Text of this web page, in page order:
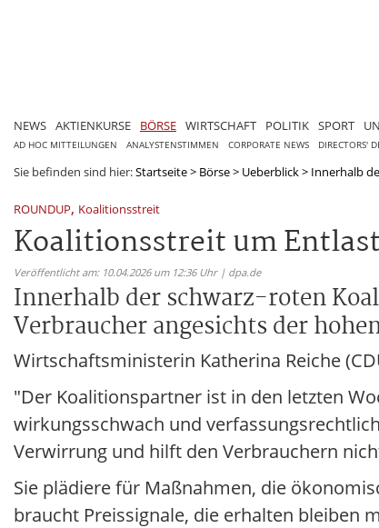
NEWS AKTIENKURSE BÖRSE WIRTSCHAFT POLITIK SPORT
AD HOC MITTEILUNGEN ANALYSTENSTIMMEN CORPORATE NEWS DIRECTORS'
Sie befinden sind hier:Startseite> Börse> Ueberblick> Innerhalb
ROUNDUP, Koalitionsstreit
Koalitionsstreit um
Veröffentlicht am: 10.04.2026 um 12:36 Uhr | dpa.de
Innerhalb der schwarz-roten
Verbraucher angesichts der
Wirtschaftsministerin Katherina Reiche
"Der Koalitionspartner ist in den letzten
wirkungsschwach und
Verwirrung und hilft den Verbrauchern
Sie plädiere für Maßnahmen, die
braucht Preissignale, die erhalten bleiben